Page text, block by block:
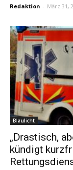
Redaktion - März 31,
Blaulicht
„Drastisch,
kündigt